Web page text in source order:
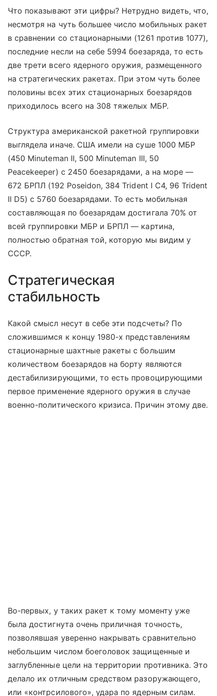
Что показывают эти цифры? Нетрудно видеть, что,
несмотря на чуть большее число мобильных ракет
в сравнении со стационарными (1261 против 1077),
последние несли на себе 5994 боезаряда, то есть
две трети всего ядерного оружия, размещенного
на стратегических ракетах. При этом чуть более
половины всех этих стационарных боезарядов
приходилось всего на 308 тяжелых МБР.
Структура американской ракетной группировки
выглядела иначе. США имели на суше 1000 МБР
(450 Minuteman II, 500 Minuteman III, 50
Peacekeeper) с 2450 боезарядами, а на море —
672 БРПЛ (192 Poseidon, 384 Trident I С4, 96 Trident
II D5) с 5760 боезарядами. То есть мобильная
составляющая по боезарядам достигала 70% от
всей группировки МБР и БРПЛ — картина,
полностью обратная той, которую мы видим у
СССР.
Стратегическая
стабильность
Какой смысл несут в себе эти подсчеты? По
сложившимся к концу 1980-х представлениям
стационарные шахтные ракеты с большим
количеством боезарядов на борту являются
дестабилизирующими, то есть провоцирующими
первое применение ядерного оружия в случае
военно-политического кризиса. Причин этому две.
Во-первых, у таких ракет к тому моменту уже
была достигнута очень приличная точность,
позволявшая уверенно накрывать сравнительно
небольшим числом боеголовок защищенные и
заглубленные цели на территории противника. Это
делало их отличным средством разоружающего,
или «контрсилового», удара по ядерным силам.